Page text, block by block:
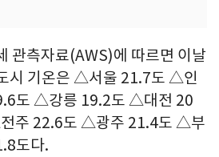
관측자료(AWS)에 따르면 이날
시 기온은 △서울 21.7도 △인
도 △강릉 19.2도 △대전 20
주 22.6도 △광주 21.4도 △부
도다.